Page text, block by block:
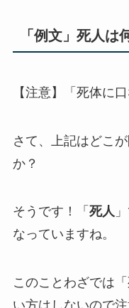
「例文」死人は
【注意】「死体に
さて、上記はどこ
か？
そうです！「 死人
なっていますね。
このことわざでは